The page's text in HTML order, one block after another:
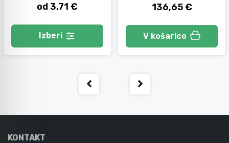
od 3,71 €
Izberi
136,65 €
V košarico
KONTAKT